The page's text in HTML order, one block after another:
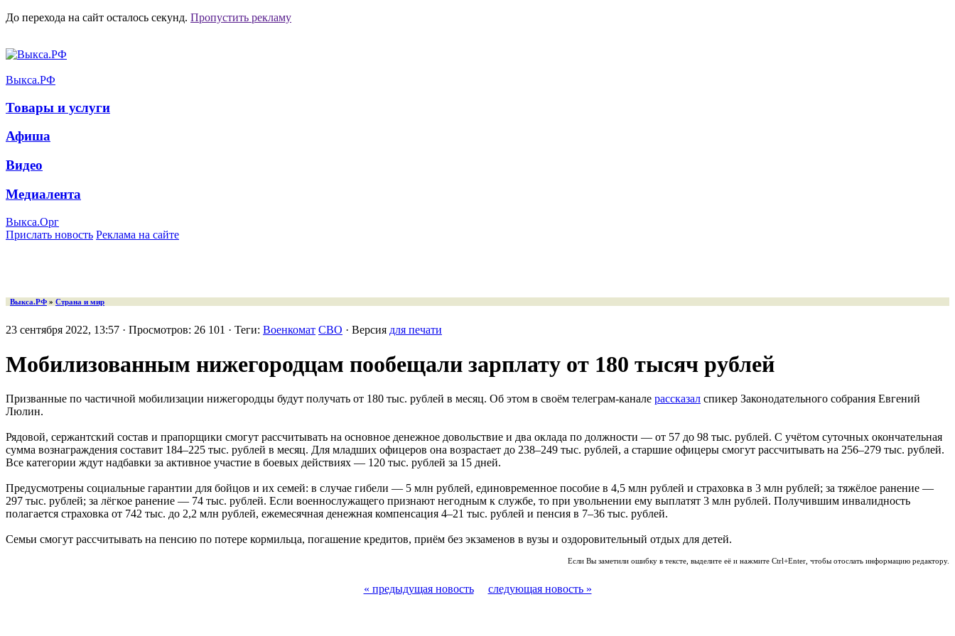
До перехода на сайт осталось секунд. Пропустить рекламу
Выкса.РФ
Товары и услуги
Афиша
Видео
Медиалента
Выкса.Орг
Прислать новость Реклама на сайте
Выкса.РФ » Страна и мир
23 сентября 2022, 13:57 · Просмотров: 26 101 · Теги: Военкомат СВО · Версия для печати
Мобилизованным нижегородцам пообещали зарплату от 180 тысяч рублей
Призванные по частичной мобилизации нижегородцы будут получать от 180 тыс. рублей в месяц. Об этом в своём телеграм-канале рассказал спикер Законодательного собрания Евгений
Люлин.
Рядовой, сержантский состав и прапорщики смогут рассчитывать на основное денежное довольствие и два оклада по должности — от 57 до 98 тыс. рублей. С учётом суточных окончательная
сумма вознаграждения составит 184–225 тыс. рублей в месяц. Для младших офицеров она возрастает до 238–249 тыс. рублей, а старшие офицеры смогут рассчитывать на 256–279 тыс. рублей.
Все категории ждут надбавки за активное участие в боевых действиях — 120 тыс. рублей за 15 дней.
Предусмотрены социальные гарантии для бойцов и их семей: в случае гибели — 5 млн рублей, единовременное пособие в 4,5 млн рублей и страховка в 3 млн рублей; за тяжёлое ранение —
297 тыс. рублей; за лёгкое ранение — 74 тыс. рублей. Если военнослужащего признают негодным к службе, то при увольнении ему выплатят 3 млн рублей. Получившим инвалидность
полагается страховка от 742 тыс. до 2,2 млн рублей, ежемесячная денежная компенсация 4–21 тыс. рублей и пенсия в 7–36 тыс. рублей.
Семьи смогут рассчитывать на пенсию по потере кормильца, погашение кредитов, приём без экзаменов в вузы и оздоровительный отдых для детей.
Если Вы заметили ошибку в тексте, выделите её и нажмите Ctrl+Enter, чтобы отослать информацию редактору.
« предыдущая новость следующая новость »